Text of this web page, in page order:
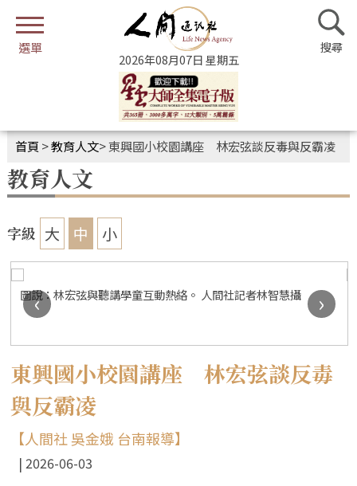
2026年08月07日 星期五
首頁 >教育人文>東興國小校園講座 林宏弦談反毒與反霸凌
教育人文
字級 大 中 小
圖說：林宏弦與聽講學童互動熱絡。 人間社記者林智慧攝
‹ ›
東興國小校園講座 林宏弦談反毒
與反霸凌
【人間社 吳金娥 台南報導】
2026-06-03